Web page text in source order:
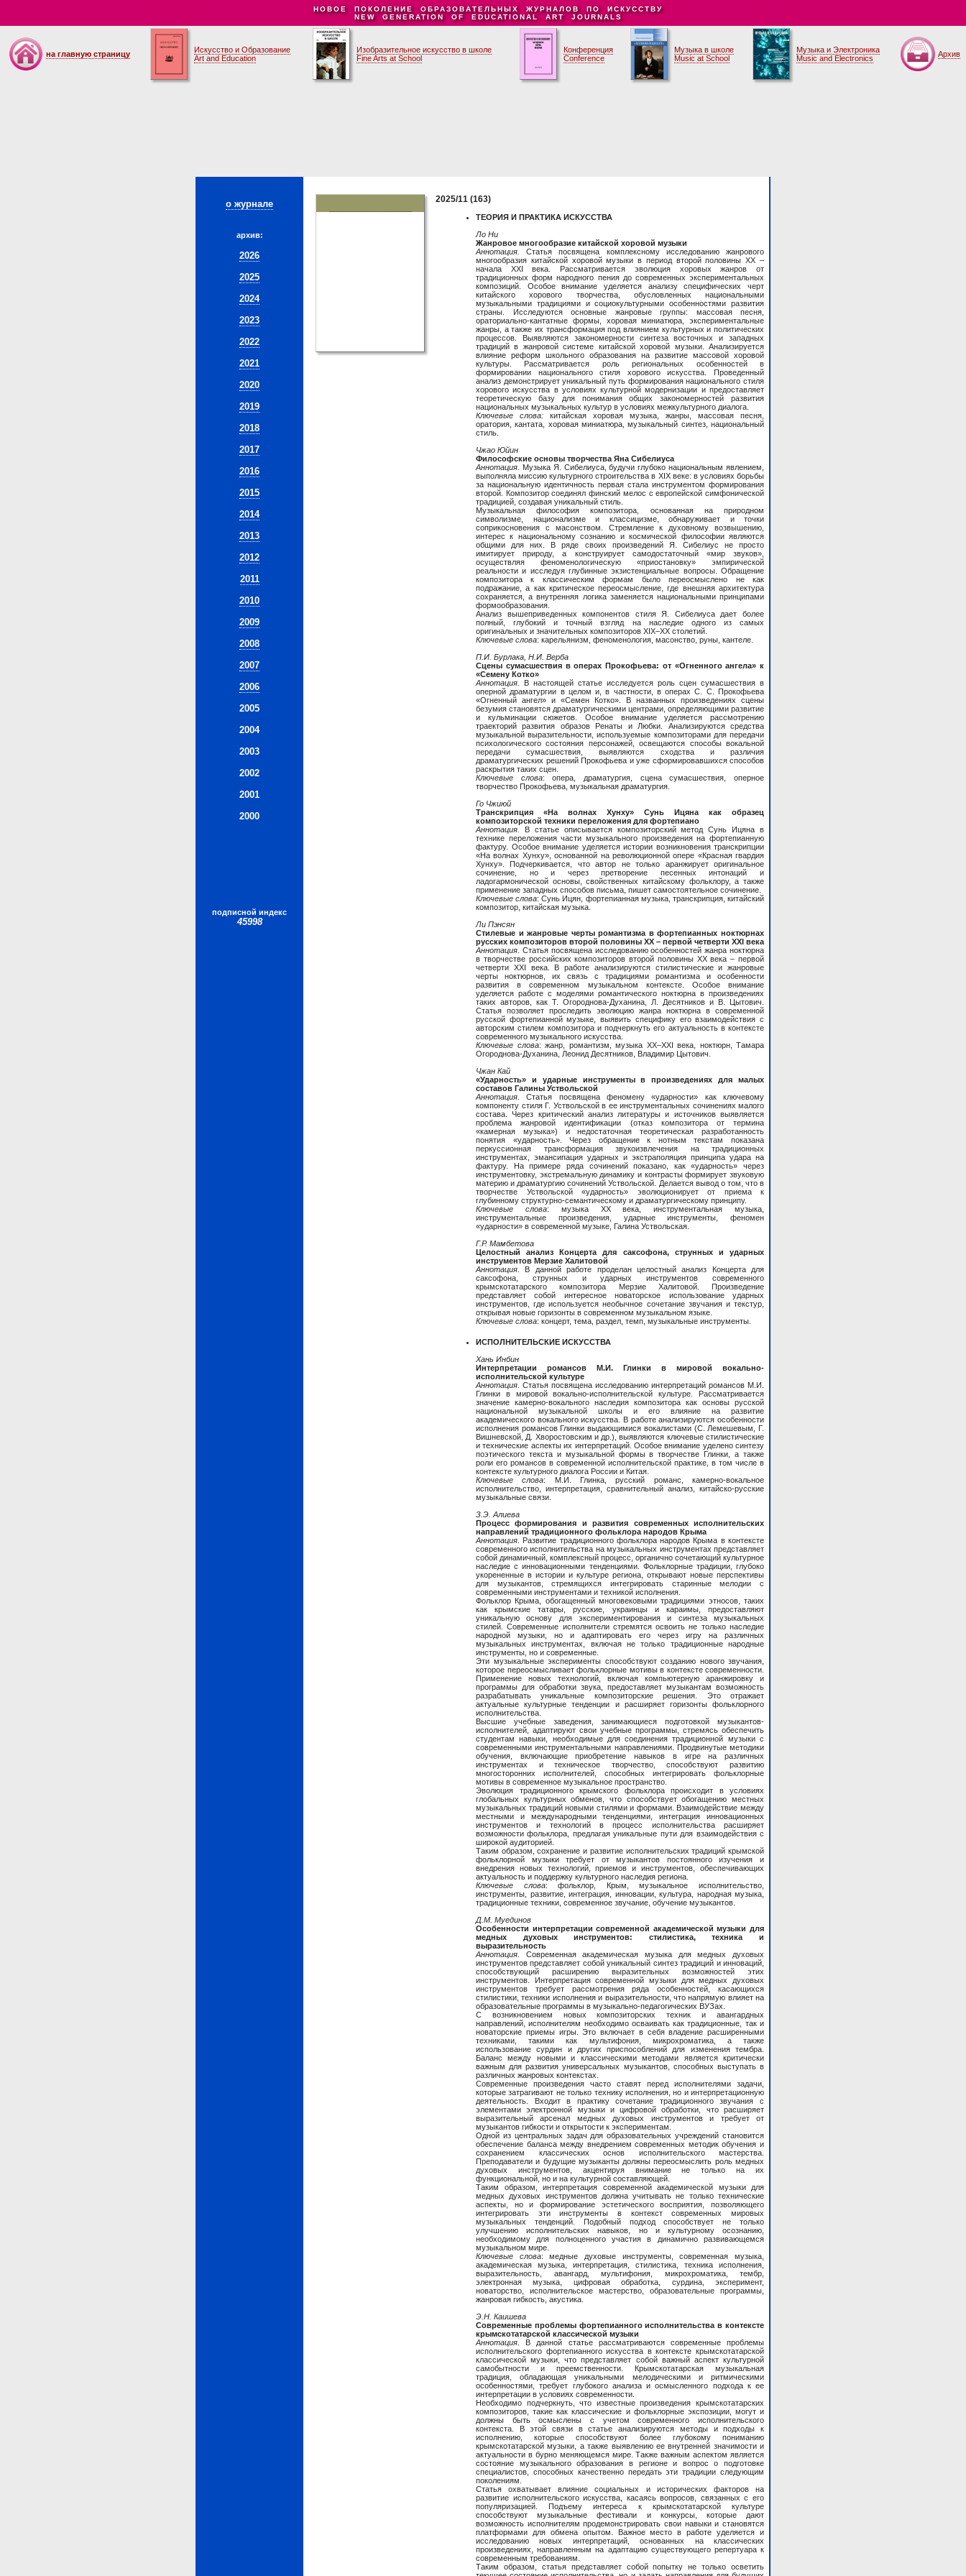
НОВОЕ ПОКОЛЕНИЕ ОБРАЗОВАТЕЛЬНЫХ ЖУРНАЛОВ ПО ИСКУССТВУ
NEW GENERATION OF EDUCATIONAL ART JOURNALS
на главную страницу
Искусство и Образование
Art and Education
Изобразительное искусство в школе
Fine Arts at School
Конференция
Conference
Музыка в школе
Music at School
Музыка и Электроника
Music and Electronics
Архив
о журнале
архив:
2026
2025
2024
2023
2022
2021
2020
2019
2018
2017
2016
2015
2014
2013
2012
2011
2010
2009
2008
2007
2006
2005
2004
2003
2002
2001
2000
подписной индекс
45998
2025/11 (163)
ТЕОРИЯ И ПРАКТИКА ИСКУССТВА
Ло Ни
Жанровое многообразие китайской хоровой музыки
Аннотация.
Статья посвящена комплексному исследованию жанрового
многообразия китайской хоровой музыки в период второй половины XX –
начала XXI века. Рассматривается эволюция хоровых жанров от
традиционных форм народного пения до современных экспериментальных
композиций. Особое внимание уделяется анализу специфических черт
китайского хорового творчества, обусловленных национальными
музыкальными традициями и социокультурными особенностями развития
страны. Исследуются основные жанровые группы: массовая песня,
ораториально-кантатные формы, хоровая миниатюра, экспериментальные
жанры, а также их трансформация под влиянием культурных и политических
процессов. Выявляются закономерности синтеза восточных и западных
традиций в жанровой системе китайской хоровой музыки. Анализируется
влияние реформ школьного образования на развитие массовой хоровой
культуры. Рассматривается роль региональных особенностей в
формировании национального стиля хорового искусства. Проведенный
анализ демонстрирует уникальный путь формирования национального стиля
хорового искусства в условиях культурной модернизации и предоставляет
теоретическую базу для понимания общих закономерностей развития
национальных музыкальных культур в условиях межкультурного диалога.
Ключевые слова: китайская хоровая музыка, жанры, массовая песня,
оратория, кантата, хоровая миниатюра, музыкальный синтез, национальный
стиль.
Чжао Юйин
Философские основы творчества Яна Сибелиуса
Аннотация . Музыка Я. Сибелиуса, будучи глубоко национальным явлением,
выполняла миссию культурного строительства в XIX веке: в условиях борьбы
за национальную идентичность первая стала инструментом формирования
второй. Композитор соединял финский мелос с европейской симфонической
традицией, создавая уникальный стиль.
Музыкальная философия композитора, основанная на природном
символизме, национализме и классицизме, обнаруживает и точки
соприкосновения с масонством. Стремление к духовному возвышению,
интерес к национальному сознанию и космической философии являются
общими для них. В ряде своих произведений Я. Сибелиус не просто
имитирует природу, а конструирует самодостаточный «мир звуков»,
осуществляя феноменологическую «приостановку» эмпирической
реальности и исследуя глубинные экзистенциальные вопросы. Обращение
композитора к классическим формам было переосмыслено не как
подражание, а как критическое переосмысление, где внешняя архитектура
сохраняется, а внутренняя логика заменяется национальными принципами
формообразования.
Анализ вышеприведенных компонентов стиля Я. Сибелиуса дает более
полный, глубокий и точный взгляд на наследие одного из самых
оригинальных и значительных композиторов XIX–XX столетий.
Ключевые слова: карельянизм, феноменология, масонство, руны, кантеле.
П.И. Бурлака, Н.И. Верба
Сцены сумасшествия в операх Прокофьева: от «Огненного ангела» к
«Семену Котко»
Аннотация . В настоящей статье исследуется роль сцен сумасшествия в
оперной драматургии в целом и, в частности, в операх С. С. Прокофьева
«Огненный ангел» и «Семен Котко». В названных произведениях сцены
безумия становятся драматургическими центрами, определяющими развитие
и кульминации сюжетов. Особое внимание уделяется рассмотрению
траекторий развития образов Ренаты и Любки. Анализируются средства
музыкальной выразительности, используемые композиторами для передачи
психологического состояния персонажей, освещаются способы вокальной
передачи сумасшествия, выявляются сходства и различия
драматургических решений Прокофьева и уже сформировавшихся способов
раскрытия таких сцен.
Ключевые слова: опера, драматургия, сцена сумасшествия, оперное
творчество Прокофьева, музыкальная драматургия.
Го Чжиюй
Транскрипция «На волнах Хунху» Сунь Ицяна как образец
композиторской техники переложения для фортепиано
Аннотация.
В статье описывается композиторский метод Сунь Ицяна в
технике переложения части музыкального произведения на фортепианную
фактуру. Особое внимание уделяется истории возникновения транскрипции
«На волнах Хунху», основанной на революционной опере «Красная гвардия
Хунху». Подчеркивается, что автор не только аранжирует оригинальное
сочинение, но и через претворение песенных интонаций и
ладогармонической основы, свойственных китайскому фольклору, а также
применение западных способов письма, пишет самостоятельное сочинение.
Ключевые слова: Сунь Ицян, фортепианная музыка, транскрипция, китайский
композитор, китайская музыка.
Ли Пэнсян
Стилевые и жанровые черты романтизма в фортепианных ноктюрнах
русских композиторов второй половины ХХ – первой четверти XXI века
Аннотация . Статья посвящена исследованию особенностей жанра ноктюрна
в творчестве российских композиторов второй половины XX века – первой
четверти XXI века. В работе анализируются стилистические и жанровые
черты ноктюрнов, их связь с традициями романтизма и особенности
развития в современном музыкальном контексте. Особое внимание
уделяется работе с моделями романтического ноктюрна в произведениях
таких авторов, как Т. Огороднова-Духанина, Л. Десятников и В. Цытович.
Статья позволяет проследить эволюцию жанра ноктюрна в современной
русской фортепианной музыке, выявить специфику его взаимодействия с
авторским стилем композитора и подчеркнуть его актуальность в контексте
современного музыкального искусства.
Ключевые слова: жанр, романтизм, музыка ХХ–XXI века, ноктюрн, Тамара
Огороднова-Духанина, Леонид Десятников, Владимир Цытович.
Чжан Кай
«Ударность» и ударные инструменты в произведениях для малых
составов Галины Уствольской
Аннотация . Статья посвящена феномену «ударности» как ключевому
компоненту стиля Г. Уствольской в ее инструментальных сочинениях малого
состава. Через критический анализ литературы и источников выявляется
проблема жанровой идентификации (отказ композитора от термина
«камерная музыка») и недостаточная теоретическая разработанность
понятия «ударность». Через обращение к нотным текстам показана
перкуссионная трансформация звукоизвлечения на традиционных
инструментах, эмансипация ударных и экстраполяция принципа удара на
фактуру. На примере ряда сочинений показано, как «ударность» через
инструментовку, экстремальную динамику и контрасты формирует звуковую
материю и драматургию сочинений Уствольской. Делается вывод о том, что в
творчестве Уствольской «ударность» эволюционирует от приема к
глубинному структурно-семантическому и драматургическому принципу.
Ключевые
слова: музыка XX века, инструментальная музыка,
инструментальные произведения, ударные инструменты, феномен
«ударности» в современной музыке, Галина Уствольская.
Г.Р. Мамбетова
Целостный анализ Концерта для саксофона, струнных и ударных
инструментов Мерзие Халитовой
Аннотация . В данной работе проделан целостный анализ Концерта для
саксофона, струнных и ударных инструментов современного
крымскотатарского композитора Мерзие Халитовой. Произведение
представляет собой интересное новаторское использование ударных
инструментов, где используется необычное сочетание звучания и текстур,
открывая новые горизонты в современном музыкальном языке.
Ключевые слова: концерт, тема, раздел, темп, музыкальные инструменты.
ИСПОЛНИТЕЛЬСКИЕ ИСКУССТВА
Хань Инбин
Интерпретации романсов М.И. Глинки в мировой вокально-
исполнительской культуре
Аннотация . Статья посвящена исследованию интерпретаций романсов М.И.
Глинки в мировой вокально-исполнительской культуре. Рассматривается
значение камерно-вокального наследия композитора как основы русской
национальной музыкальной школы и его влияние на развитие
академического вокального искусства. В работе анализируются особенности
исполнения романсов Глинки выдающимися вокалистами (С. Лемешевым, Г.
Вишневской, Д. Хворостовским и др.), выявляются ключевые стилистические
и технические аспекты их интерпретаций. Особое внимание уделено синтезу
поэтического текста и музыкальной формы в творчестве Глинки, а также
роли его романсов в современной исполнительской практике, в том числе в
контексте культурного диалога России и Китая.
Ключевые
слова: М.И. Глинка, русский романс, камерно-вокальное
исполнительство, интерпретация, сравнительный анализ, китайско-русские
музыкальные связи.
З.Э. Алиева
Процесс формирования и развития современных исполнительских
направлений традиционного фольклора народов Крыма
Аннотация . Развитие традиционного фольклора народов Крыма в контексте
современного исполнительства на музыкальных инструментах представляет
собой динамичный, комплексный процесс, органично сочетающий культурное
наследие с инновационными тенденциями. Фольклорные традиции, глубоко
укорененные в истории и культуре региона, открывают новые перспективы
для музыкантов, стремящихся интегрировать старинные мелодии с
современными инструментами и техникой исполнения.
Фольклор Крыма, обогащенный многовековыми традициями этносов, таких
как крымские татары, русские, украинцы и караимы, предоставляют
уникальную основу для экспериментирования и синтеза музыкальных
стилей. Современные исполнители стремятся освоить не только наследие
народной музыки, но и адаптировать его через игру на различных
музыкальных инструментах, включая не только традиционные народные
инструменты, но и современные.
Эти музыкальные эксперименты способствуют созданию нового звучания,
которое переосмысливает фольклорные мотивы в контексте современности.
Применение новых технологий, включая компьютерную аранжировку и
программы для обработки звука, предоставляет музыкантам возможность
разрабатывать уникальные композиторские решения. Это отражает
актуальные культурные тенденции и расширяет горизонты фольклорного
исполнительства.
Высшие учебные заведения, занимающиеся подготовкой музыкантов-
исполнителей, адаптируют свои учебные программы, стремясь обеспечить
студентам навыки, необходимые для соединения традиционной музыки с
современными инструментальными направлениями. Продвинутые методики
обучения, включающие приобретение навыков в игре на различных
инструментах и техническое творчество, способствуют развитию
многосторонних исполнителей, способных интегрировать фольклорные
мотивы в современное музыкальное пространство.
Эволюция традиционного крымского фольклора происходит в условиях
глобальных культурных обменов, что способствует обогащению местных
музыкальных традиций новыми стилями и формами. Взаимодействие между
местными и международными тенденциями, интеграция инновационных
инструментов и технологий в процесс исполнительства расширяет
возможности фольклора, предлагая уникальные пути для взаимодействия с
широкой аудиторией.
Таким образом, сохранение и развитие исполнительских традиций крымской
фольклорной музыки требует от музыкантов постоянного изучения и
внедрения новых технологий, приемов и инструментов, обеспечивающих
актуальность и поддержку культурного наследия региона.
Ключевые
слова: фольклор, Крым, музыкальное исполнительство,
инструменты, развитие, интеграция, инновации, культура, народная музыка,
традиционные техники, современное звучание, обучение музыкантов.
Д.М. Муединов
Особенности интерпретации современной академической музыки для
медных духовых инструментов: стилистика, техника и
выразительность
Аннотация . Современная академическая музыка для медных духовых
инструментов представляет собой уникальный синтез традиций и инноваций,
способствующий расширению выразительных возможностей этих
инструментов. Интерпретация современной музыки для медных духовых
инструментов требует рассмотрения ряда особенностей, касающихся
стилистики, техники исполнения и выразительности, что напрямую влияет на
образовательные программы в музыкально-педагогических ВУЗах.
С возникновением новых композиторских техник и авангардных
направлений, исполнителям необходимо осваивать как традиционные, так и
новаторские приемы игры. Это включает в себя владение расширенными
техниками, такими как мультифония, микрохроматика, а также
использование сурдин и других приспособлений для изменения тембра.
Баланс между новыми и классическими методами является критически
важным для развития универсальных музыкантов, способных выступать в
различных жанровых контекстах.
Современные произведения часто ставят перед исполнителями задачи,
которые затрагивают не только технику исполнения, но и интерпретационную
деятельность. Входит в практику сочетание традиционного звучания с
элементами электронной музыки и цифровой обработки, что расширяет
выразительный арсенал медных духовых инструментов и требует от
музыкантов гибкости и открытости к экспериментам.
Одной из центральных задач для образовательных учреждений становится
обеспечение баланса между внедрением современных методик обучения и
сохранением классических основ исполнительского мастерства.
Преподаватели и будущие музыканты должны переосмыслить роль медных
духовых инструментов, акцентируя внимание не только на их
функциональной, но и на культурной составляющей.
Таким образом, интерпретация современной академической музыки для
медных духовых инструментов должна учитывать не только технические
аспекты, но и формирование эстетического восприятия, позволяющего
интегрировать эти инструменты в контекст современных мировых
музыкальных тенденций. Подобный подход способствует не только
улучшению исполнительских навыков, но и культурному осознанию,
необходимому для полноценного участия в динамично развивающемся
музыкальном мире.
Ключевые
слова: медные духовые инструменты, современная музыка,
академическая музыка, интерпретация, стилистика, техника исполнения,
выразительность, авангард, мультифония, микрохроматика, тембр,
электронная музыка, цифровая обработка, сурдина, эксперимент,
новаторство, исполнительское мастерство, образовательные программы,
жанровая гибкость, акустика.
Э.Н. Каишева
Современные проблемы фортепианного исполнительства в контексте
крымскотатарской классической музыки
Аннотация . В данной статье рассматриваются современные проблемы
исполнительского фортепианного искусства в контексте крымскотатарской
классической музыки, что представляет собой важный аспект культурной
самобытности и преемственности. Крымскотатарская музыкальная
традиция, обладающая уникальными мелодическими и ритмическими
особенностями, требует глубокого анализа и осмысленного подхода к ее
интерпретации в условиях современности.
Необходимо подчеркнуть, что известные произведения крымскотатарских
композиторов, такие как классические и фольклорные экспозиции, могут и
должны быть осмыслены с учетом современного исполнительского
контекста. В этой связи в статье анализируются методы и подходы к
исполнению, которые способствуют более глубокому пониманию
крымскотатарской музыки, а также выявлению ее внутренней значимости и
актуальности в бурно меняющемся мире. Также важным аспектом является
состояние музыкального образования в регионе и вопрос о подготовке
специалистов, способных качественно передать эти традиции следующим
поколениям.
Статья охватывает влияние социальных и исторических факторов на
развитие исполнительского искусства, касаясь вопросов, связанных с его
популяризацией. Подъему интереса к крымскотатарской культуре
способствуют музыкальные фестивали и конкурсы, которые дают
возможность исполнителям продемонстрировать свои навыки и становятся
платформами для обмена опытом. Важное место в работе уделяется и
исследованию новых интерпретаций, основанных на классических
произведениях, направленным на адаптацию существующего репертуара к
современным требованиям.
Таким образом, статья представляет собой попытку не только осветить